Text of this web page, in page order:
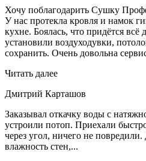
Хочу поблагодарить Сушку
У нас протекла кровля и намок
кухне. Боялась, что придётся всё
установили воздуходувки,
сохранить. Очень довольна
Читать далее
Дмитрий Карташов
Заказывал откачку воды с
устроили потоп. Приехали
через угол, ничего не
влажность стен,...